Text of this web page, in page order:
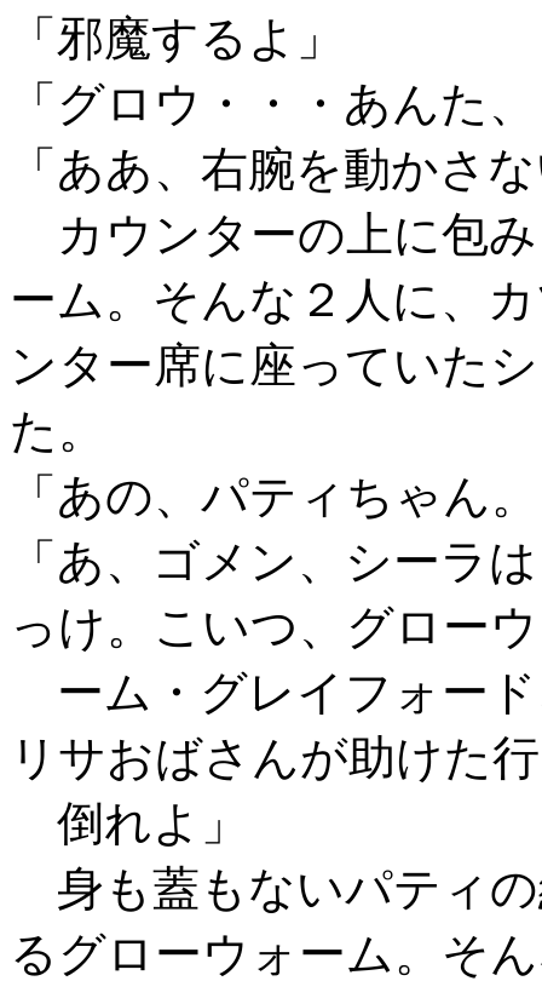
「邪魔するよ」
「グロウ・・・あんた
「ああ、右腕を動かさ
カウンターの上に包
ーム。そんな２人に、
ンター席に座っていた
た。
「あの、パティちゃん
「あ、ゴメン、シーラ
っけ。こいつ、グロー
ーム・グレイフォー
リサおばさんが助けた
倒れよ」
身も蓋もないパティ
るグローウォーム。そ